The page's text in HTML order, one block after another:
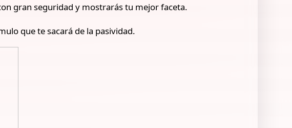
gran seguridad y mostrarás tu mejor faceta.
que te sacará de la pasividad.